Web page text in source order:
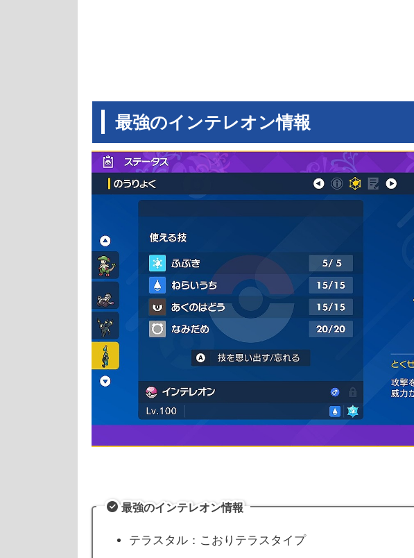
最強のインテレオン情報
最強のインテレオン情報
テラスタル：こおりテラスタイプ